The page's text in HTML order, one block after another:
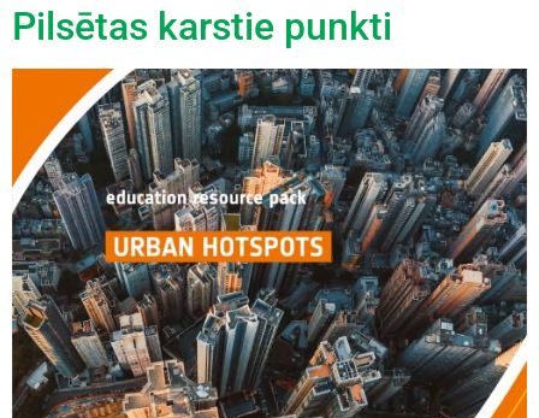
Pilsētas karstie punkti